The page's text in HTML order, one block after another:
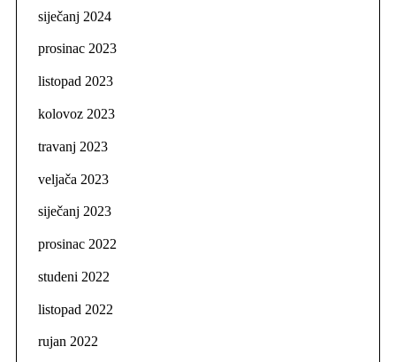
siječanj 2024
prosinac 2023
listopad 2023
kolovoz 2023
travanj 2023
veljača 2023
siječanj 2023
prosinac 2022
studeni 2022
listopad 2022
rujan 2022